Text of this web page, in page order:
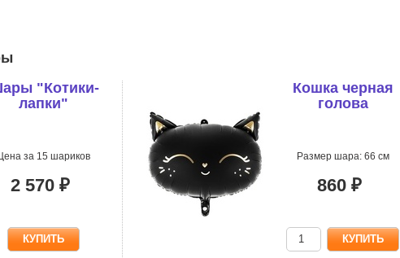
"Котики-
лапки"
за 15 шариков
2 570 ₽
Кошка черная
голова
Размер шара: 66 см
860 ₽